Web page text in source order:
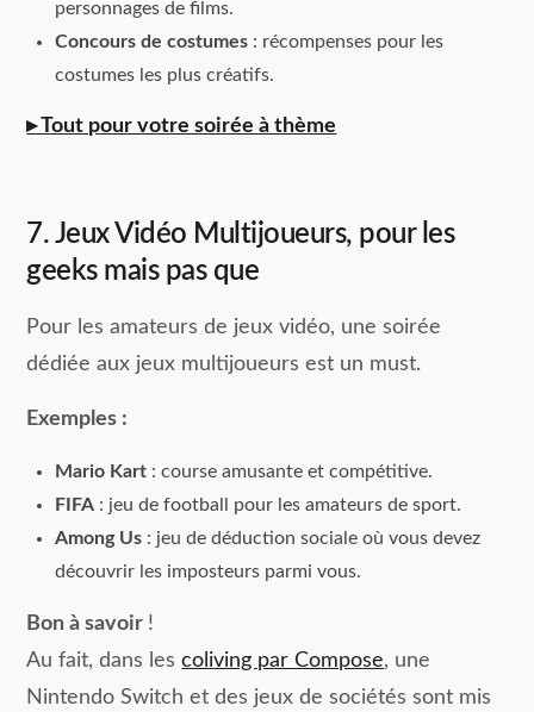
personnages de films.
Concours de costumes : récompenses pour les
costumes les plus créatifs.
▸ Tout pour votre soirée à thème
7. Jeux Vidéo Multijoueurs, pour les
geeks mais pas que
Pour les amateurs de jeux vidéo, une soirée
dédiée aux jeux multijoueurs est un must.
Exemples :
Mario Kart : course amusante et compétitive.
FIFA : jeu de football pour les amateurs de sport.
Among Us : jeu de déduction sociale où vous devez
découvrir les imposteurs parmi vous.
Bon à savoir !
Au fait, dans lescoliving par Compose, une
Nintendo Switch et des jeux de sociétés sont mis